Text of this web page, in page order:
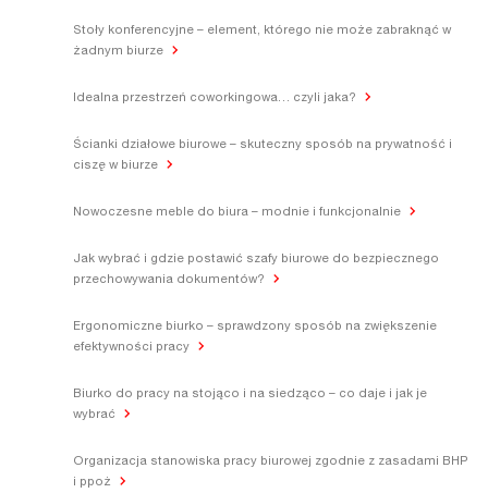
Stoły konferencyjne – element, którego nie może zabraknąć w
żadnym biurze
Idealna przestrzeń coworkingowa… czyli jaka?
Ścianki działowe biurowe – skuteczny sposób na prywatność i
ciszę w biurze
Nowoczesne meble do biura – modnie i funkcjonalnie
Jak wybrać i gdzie postawić szafy biurowe do bezpiecznego
przechowywania dokumentów?
Ergonomiczne biurko – sprawdzony sposób na zwiększenie
efektywności pracy
Biurko do pracy na stojąco i na siedząco – co daje i jak je
wybrać
Organizacja stanowiska pracy biurowej zgodnie z zasadami BHP
i ppoż